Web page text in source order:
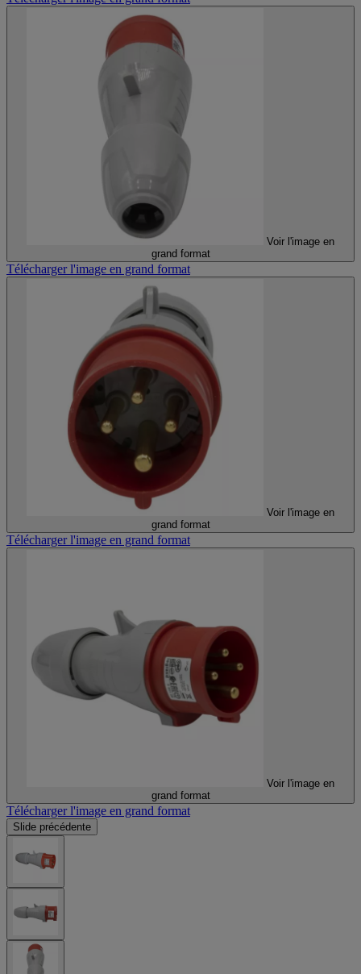
Voir l'image en
grand format
Télécharger l'image en grand format
Voir l'image en
grand format
Télécharger l'image en grand format
Voir l'image en
grand format
Télécharger l'image en grand format
Slide précédente